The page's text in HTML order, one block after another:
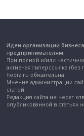
Идеи организации
предпринимателям.
При полной и/или
активная гиперссылка
hobiz.ru обязательна.
Мнение администрации
статей.
Редакция сайта не несет
опубликованной в статьях